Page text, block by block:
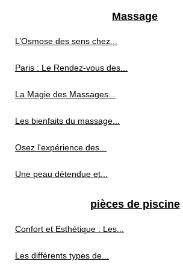
Massage
L’Osmose des sens chez...
Paris : Le Rendez-vous des...
La Magie des Massages...
Les bienfaits du massage...
Osez l'expérience des...
Une peau détendue et...
pièces de piscine
Confort et Esthétique : Les...
Les différents types de...